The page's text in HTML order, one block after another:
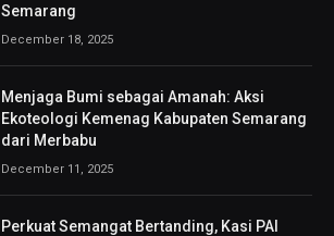
Semarang
December 18, 2025
Menjaga Bumi sebagai Amanah: Aksi
Ekoteologi Kemenag Kabupaten Semarang
dari Merbabu
December 11, 2025
Perkuat Semangat Bertanding, Kasi PAI